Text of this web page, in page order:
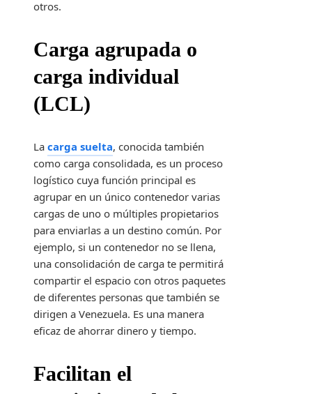
otros.
Carga agrupada o
carga individual
(LCL)
La carga suelta, conocida también
como carga consolidada, es un proceso
logístico cuya función principal es
agrupar en un único contenedor varias
cargas de uno o múltiples propietarios
para enviarlas a un destino común. Por
ejemplo, si un contenedor no se llena,
una consolidación de carga te permitirá
compartir el espacio con otros paquetes
de diferentes personas que también se
dirigen a Venezuela. Es una manera
eficaz de ahorrar dinero y tiempo.
Facilitan el